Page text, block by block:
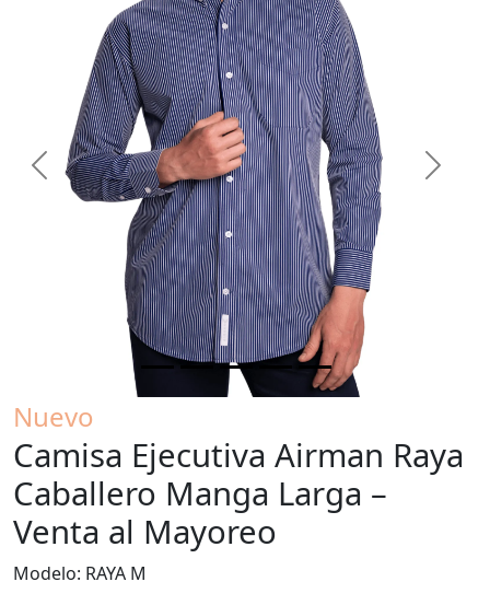
Previous Next
Nuevo
Camisa Ejecutiva Airman Raya
Caballero Manga Larga –
Venta al Mayoreo
Modelo: RAYA M